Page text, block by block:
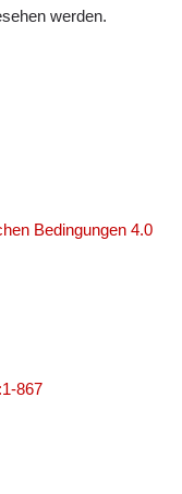
werden.
Bedingungen 4.0
867